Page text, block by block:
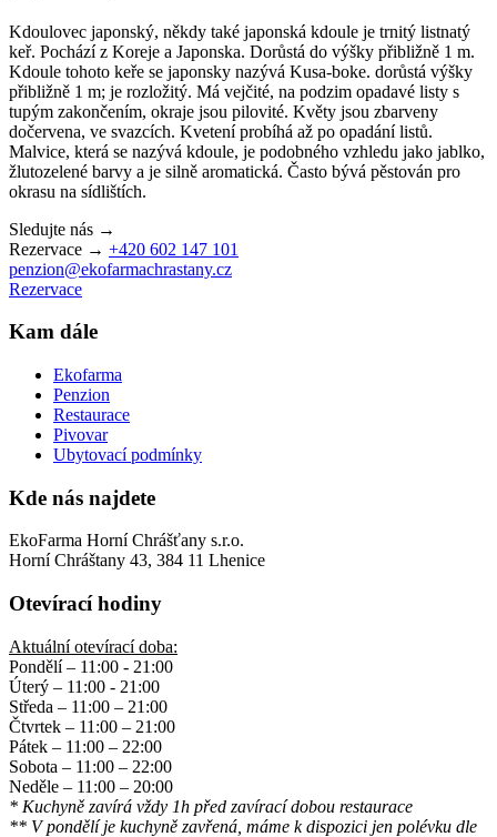
Kdoulovec japonský, někdy také japonská kdoule je trnitý listnatý
keř. Pochází z Koreje a Japonska. Dorůstá do výšky přibližně 1 m.
Kdoule tohoto keře se japonsky nazývá Kusa-boke. dorůstá výšky
přibližně 1 m; je rozložitý. Má vejčité, na podzim opadavé listy s
tupým zakončením, okraje jsou pilovité. Květy jsou zbarveny
dočervena, ve svazcích. Kvetení probíhá až po opadání listů.
Malvice, která se nazývá kdoule, je podobného vzhledu jako jablko,
žlutozelené barvy a je silně aromatická. Často bývá pěstován pro
okrasu na sídlištích.
Sledujte nás →
Rezervace → +420 602 147 101
penzion@ekofarmachrastany.cz
Rezervace
Kam dále
Ekofarma
Penzion
Restaurace
Pivovar
Ubytovací podmínky
Kde nás najdete
EkoFarma Horní Chrášťany s.r.o.
Horní Chráštany 43, 384 11 Lhenice
Otevírací hodiny
Aktuální otevírací doba:
Pondělí – 11:00 - 21:00
Úterý – 11:00 - 21:00
Středa – 11:00 – 21:00
Čtvrtek – 11:00 – 21:00
Pátek – 11:00 – 22:00
Sobota – 11:00 – 22:00
Neděle – 11:00 – 20:00
* Kuchyně zavírá vždy 1h před zavírací dobou restaurace
** V pondělí je kuchyně zavřená, máme k dispozici jen polévku dle